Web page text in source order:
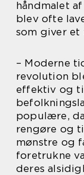
håndmalet
blev ofte
som giver
– Moderne
revolution
effektiv og
populære,
rengøre og
mønstre og
foretrukne
deres